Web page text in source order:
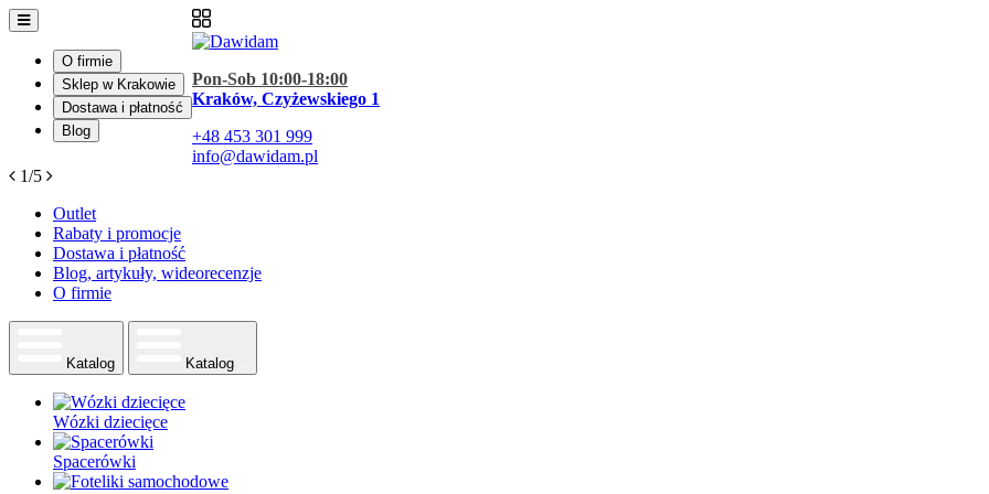
O firmie
Sklep w Krakowie
Dostawa i płatność
Blog
Pon-Sob 10:00-18:00
Kraków, Czyżewskiego 1
+48 453 301 999
info@dawidam.pl
1/5
Outlet
Rabaty i promocje
Dostawa i płatność
Blog, artykuły, wideorecenzje
O firmie
Katalog Katalog
Wózki dziecięce
Spacerówki